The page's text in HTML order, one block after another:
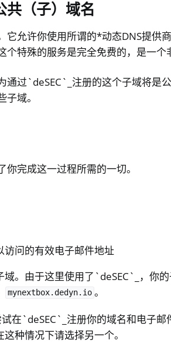
（子）域名
它允许你使用所谓的*动态DNS提供
特殊的服务是完全免费的，是一个
通过`deSEC`_注册的这个子域将是
域。
完成这一过程所需的一切。
问的有效电子邮件地址
。由于这里使用了`deSEC`_，你
mynextbox.dedyn.io 。
在`deSEC`_注册你的域名和电子邮
种情况下请选择另一个。